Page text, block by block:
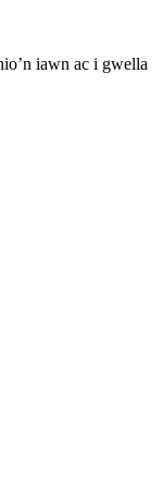
iawn ac i gwella